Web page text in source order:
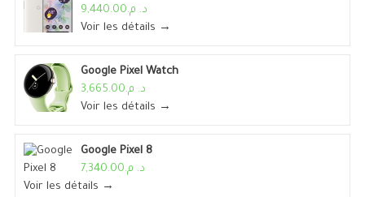
د. م.9,440.00
Voir les détails →
Google Pixel Watch
د. م.3,665.00
Voir les détails →
Google Pixel 8
د. م.7,340.00
Voir les détails →